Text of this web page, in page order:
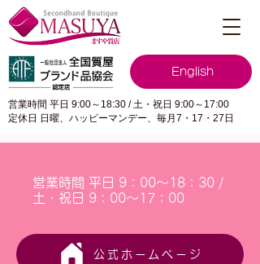
English
営業時間 平日 9:00～18:30 / 土・祝日 9:00～17:00
定休日 日曜、ハッピーマンデー、毎月7・17・27日
営業時間 平日 9：00～18：30 /
土・祝日 9：00～17：00
公式ホームページ